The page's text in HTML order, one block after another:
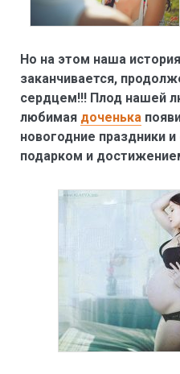
Но на этом наша
заканчивается,
сердцем!!! Плод нашей
любимая доченька
новогодние праздники
подарком и